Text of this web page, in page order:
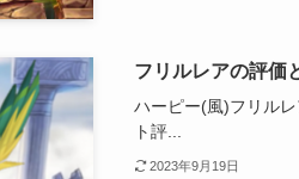
フリルレアの評価
ハーピー(風)フリル
ト評...
2023年9月19日